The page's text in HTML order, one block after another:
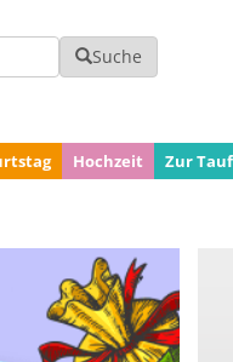
Suche
Hochzeit Zur